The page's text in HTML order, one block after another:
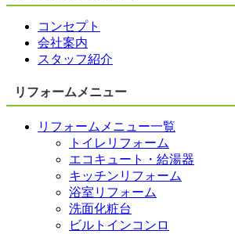
コンセプト
会社案内
スタッフ紹介
リフォームメニュー
リフォームメニュー一覧
トイレリフォーム
エコキュート・給湯器
キッチンリフォーム
浴室リフォーム
洗面化粧台
ビルトインコンロ